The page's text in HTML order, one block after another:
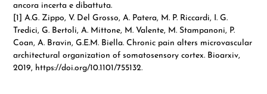
ancora incerta e dibattuta.
[1] A.G. Zippo, V. Del Grosso, A. Patera, M. P. Riccardi, I. G.
Tredici, G. Bertoli, A. Mittone, M. Valente, M. Stampanoni, P.
Coan, A. Bravin, G.E.M. Biella. Chronic pain alters microvascular
architectural organization of somatosensory cortex. Bioarxiv,
2019, https://doi.org/10.1101/755132.